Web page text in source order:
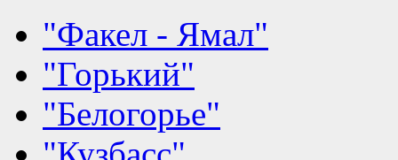
"Факел - Ямал"
"Горький"
"Белогорье"